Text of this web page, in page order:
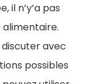
il n’y’a pas
avec
possibles